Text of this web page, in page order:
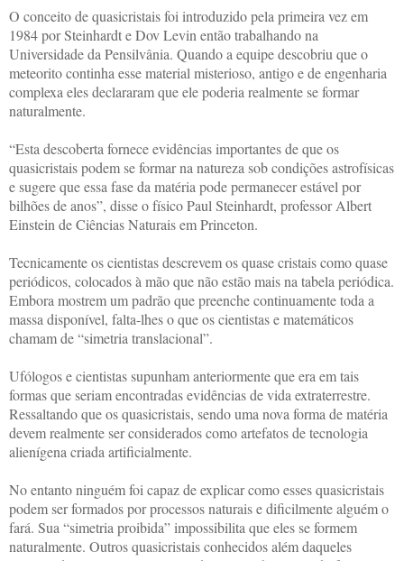
O conceito de quasicristais foi introduzido pela primeira vez em
1984 por Steinhardt e Dov Levin então trabalhando na
Universidade da Pensilvânia. Quando a equipe descobriu que o
meteorito continha esse material misterioso, antigo e de engenharia
complexa eles declararam que ele poderia realmente se formar
naturalmente.
“Esta descoberta fornece evidências importantes de que os
quasicristais podem se formar na natureza sob condições astrofísicas
e sugere que essa fase da matéria pode permanecer estável por
bilhões de anos”, disse o físico Paul Steinhardt, professor Albert
Einstein de Ciências Naturais em Princeton.
Tecnicamente os cientistas descrevem os quase cristais como quase
periódicos, colocados à mão que não estão mais na tabela periódica.
Embora mostrem um padrão que preenche continuamente toda a
massa disponível, falta-lhes o que os cientistas e matemáticos
chamam de “simetria translacional”.
Ufólogos e cientistas supunham anteriormente que era em tais
formas que seriam encontradas evidências de vida extraterrestre.
Ressaltando que os quasicristais, sendo uma nova forma de matéria
devem realmente ser considerados como artefatos de tecnologia
alienígena criada artificialmente.
No entanto ninguém foi capaz de explicar como esses quasicristais
podem ser formados por processos naturais e dificilmente alguém o
fará. Sua “simetria proibida” impossibilita que eles se formem
naturalmente. Outros quasicristais conhecidos além daqueles